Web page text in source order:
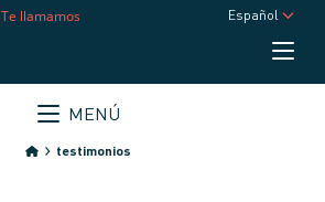
Te llamamos Español
MENÚ
testimonios